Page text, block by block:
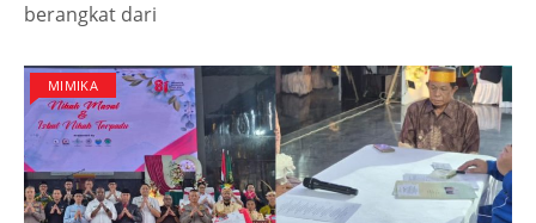
berangkat dari
MIMIKA